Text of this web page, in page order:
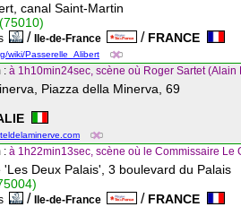
canal Saint-Martin
/ Ile-de-France / FRANCE
wiki/Passerelle_Alibert
: à 1h10min24sec, scène où Roger Sartet
Piazza della Minerva, 69
: à 1h22min13sec, scène où le Commissaire Le
'Les Deux Palais', 3 boulevard du Palais
/ Ile-de-France / FRANCE